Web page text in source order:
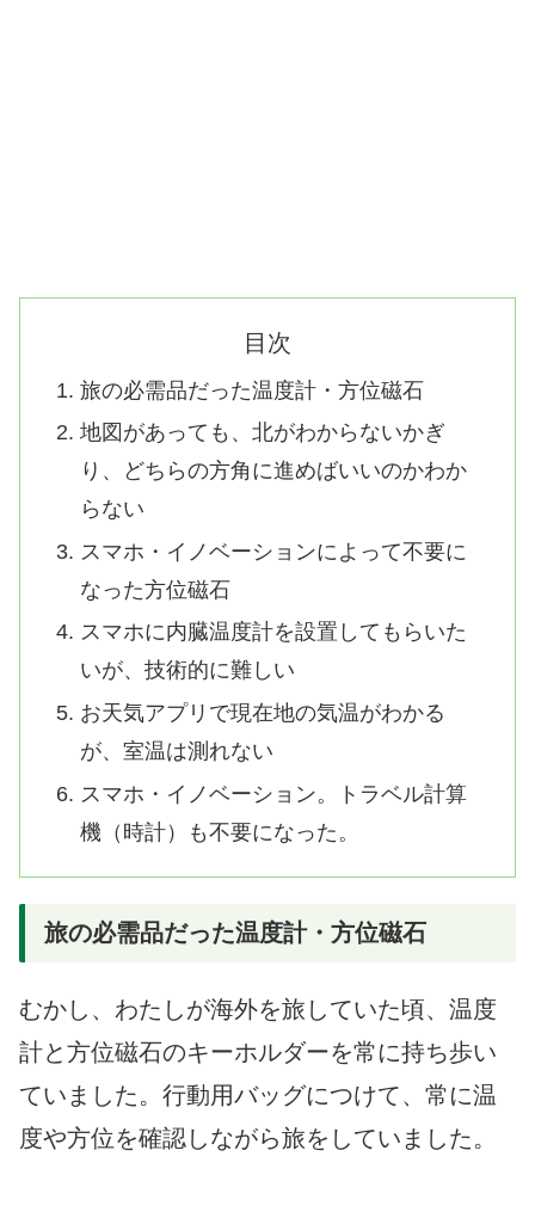
目次
旅の必需品だった温度計・方位磁石
地図があっても、北がわからないかぎ
り、どちらの方角に進めばいいのかわか
らない
スマホ・イノベーションによって不要に
なった方位磁石
スマホに内臓温度計を設置してもらいた
いが、技術的に難しい
お天気アプリで現在地の気温がわかる
が、室温は測れない
スマホ・イノベーション。トラベル計算
機（時計）も不要になった。
旅の必需品だった温度計・方位磁石
むかし、わたしが海外を旅していた頃、温度
計と方位磁石のキーホルダーを常に持ち歩い
ていました。行動用バッグにつけて、常に温
度や方位を確認しながら旅をしていました。